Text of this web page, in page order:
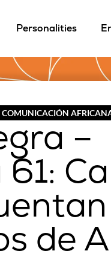
Personalities
COMUNICACIÓN
–
de